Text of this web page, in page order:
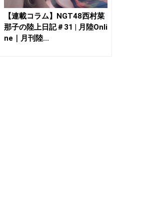
【連載コラム】NGT48西村菜
那子の陸上日記＃31 | 月陸Onli
ne｜月刊陸...